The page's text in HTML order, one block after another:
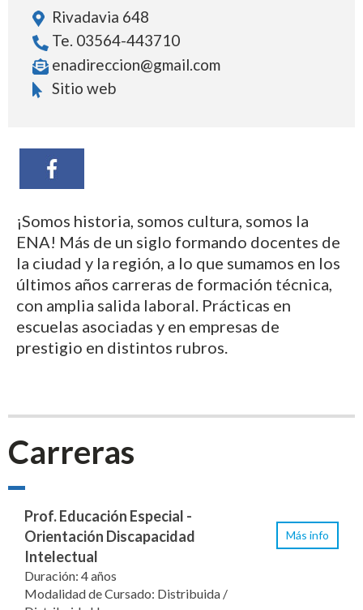
Rivadavia 648
Te. 03564-443710
enadireccion@gmail.com
Sitio web
¡Somos historia, somos cultura, somos la
ENA! Más de un siglo formando docentes de
la ciudad y la región, a lo que sumamos en los
últimos años carreras de formación técnica,
con amplia salida laboral. Prácticas en
escuelas asociadas y en empresas de
prestigio en distintos rubros.
Carreras
Prof. Educación Especial -
Orientación Discapacidad
Intelectual
Duración: 4 años
Modalidad de Cursado: Distribuida /
Más info